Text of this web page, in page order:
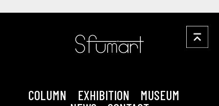
COLUMN EXHIBITION
MUSEUM